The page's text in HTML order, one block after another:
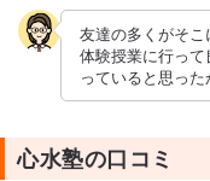
友達の多くがそこ
体験授業に行っ
っていると思った
心水塾の口コミ